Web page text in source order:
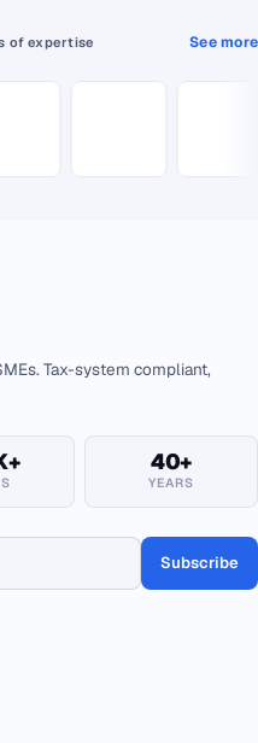
of expertise See more
Tax-system compliant,
40+
YEARS
Subscribe